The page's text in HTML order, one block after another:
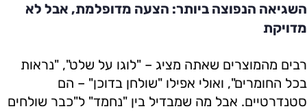
השגיאה הנפוצה ביותר: הצעה מדופלמת, אבל לא
מדויקת
רבים מהמוצרים שאתה מציג – "לוגו על שלט", "נראות
בכל החומרים", ואולי אפילו "שולחן בדוכן" – הם
סטנדרטיים. אבל מה שמבדיל בין "נחמד" ל"כבר שולחים